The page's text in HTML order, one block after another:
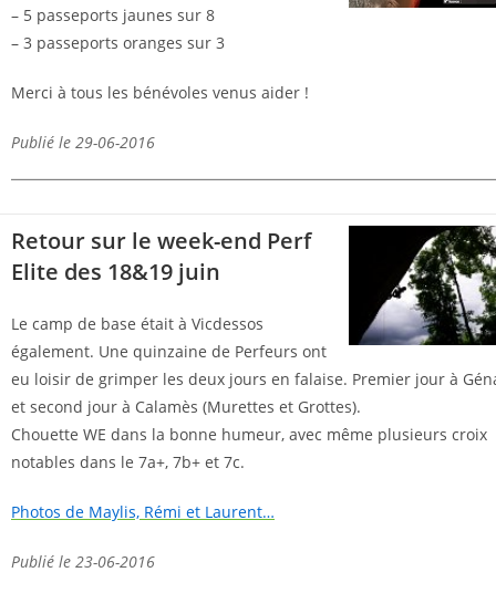
– 5 passeports jaunes sur 8
– 3 passeports oranges sur 3
Merci à tous les bénévoles venus aider !
Publié le 29-06-2016
Retour sur le week-end Perf
Elite des 18&19 juin
Le camp de base était à Vicdessos
également. Une quinzaine de Perfeurs ont
eu loisir de grimper les deux jours en falaise. Premier jour à
et second jour à Calamès (Murettes et Grottes).
Chouette WE dans la bonne humeur, avec même plusieurs croix
notables dans le 7a+, 7b+ et 7c.
Photos de Maylis, Rémi et Laurent…
Publié le 23-06-2016